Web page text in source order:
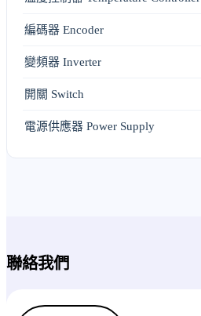
編碼器 Encoder
變頻器 Inverter
開關 Switch
電源供應器 Power Supply
聯絡我們